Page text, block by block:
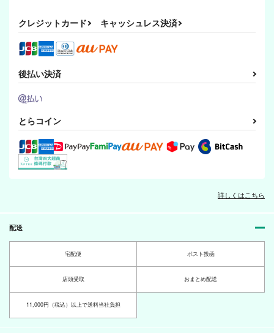
クレジットカード キャッシュレス決済
後払い決済
とらコイン
詳しくはこちら
配送
宅配便 ポスト投函
店頭受取 おまとめ配送
11,000円（税込）以上で送料当社負担